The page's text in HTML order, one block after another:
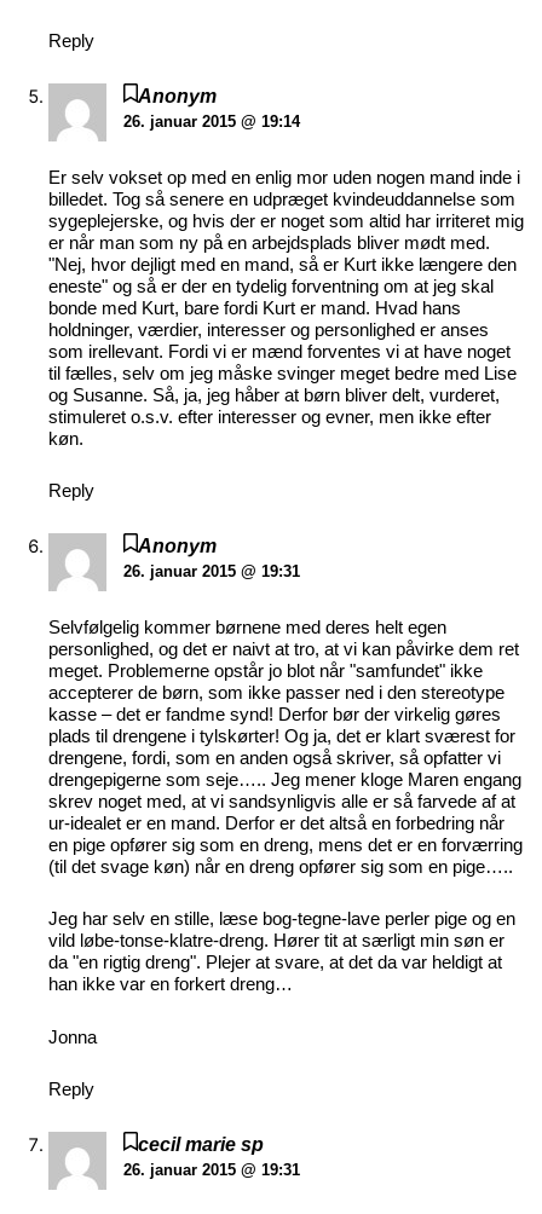
Reply
Anonym
26. januar 2015 @ 19:14
Er selv vokset op med en enlig mor uden nogen mand inde i
billedet. Tog så senere en udpræget kvindeuddannelse som
sygeplejerske, og hvis der er noget som altid har irriteret mig
er når man som ny på en arbejdsplads bliver mødt med.
"Nej, hvor dejligt med en mand, så er Kurt ikke længere den
eneste" og så er der en tydelig forventning om at jeg skal
bonde med Kurt, bare fordi Kurt er mand. Hvad hans
holdninger, værdier, interesser og personlighed er anses
som irellevant. Fordi vi er mænd forventes vi at have noget
til fælles, selv om jeg måske svinger meget bedre med Lise
og Susanne. Så, ja, jeg håber at børn bliver delt, vurderet,
stimuleret o.s.v. efter interesser og evner, men ikke efter
køn.
Reply
Anonym
26. januar 2015 @ 19:31
Selvfølgelig kommer børnene med deres helt egen
personlighed, og det er naivt at tro, at vi kan påvirke dem ret
meget. Problemerne opstår jo blot når "samfundet" ikke
accepterer de børn, som ikke passer ned i den stereotype
kasse – det er fandme synd! Derfor bør der virkelig gøres
plads til drengene i tylskørter! Og ja, det er klart sværest for
drengene, fordi, som en anden også skriver, så opfatter vi
drengepigerne som seje….. Jeg mener kloge Maren engang
skrev noget med, at vi sandsynligvis alle er så farvede af at
ur-idealet er en mand. Derfor er det altså en forbedring når
en pige opfører sig som en dreng, mens det er en forværring
(til det svage køn) når en dreng opfører sig som en pige…..
Jeg har selv en stille, læse bog-tegne-lave perler pige og en
vild løbe-tonse-klatre-dreng. Hører tit at særligt min søn er
da "en rigtig dreng". Plejer at svare, at det da var heldigt at
han ikke var en forkert dreng…
Jonna
Reply
cecil marie sp
26. januar 2015 @ 19:31